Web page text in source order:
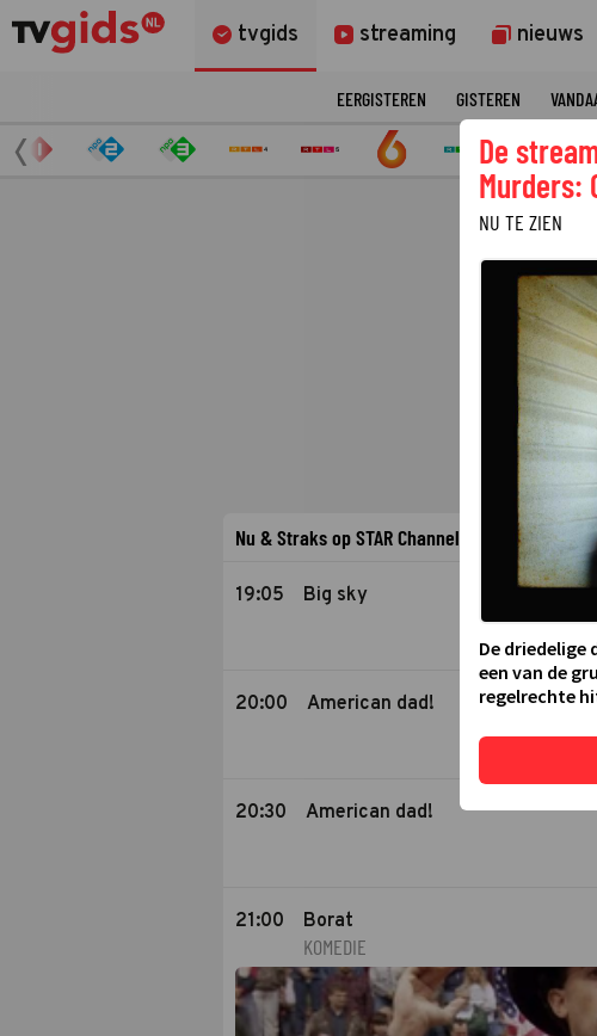
tvgids streaming nieuws
EERGISTEREN GISTEREN
Nu & Straks op STAR Channel
19:05 Big sky
20:00 American dad!
20:30 American dad!
21:00 Borat
KOMEDIE
De
Murders:
NU TE ZIEN
De
een van de
regelrechte